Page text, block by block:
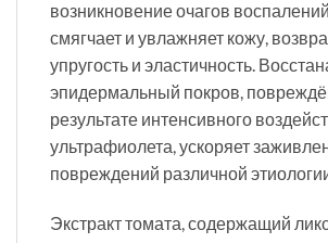
возникновение очагов
смягчает и увлажняет кожу,
упругость и эластичность.
эпидермальный покров,
результате интенсивного
ультрафиолета, ускоряет
повреждений различной
Экстракт томата, содержащий